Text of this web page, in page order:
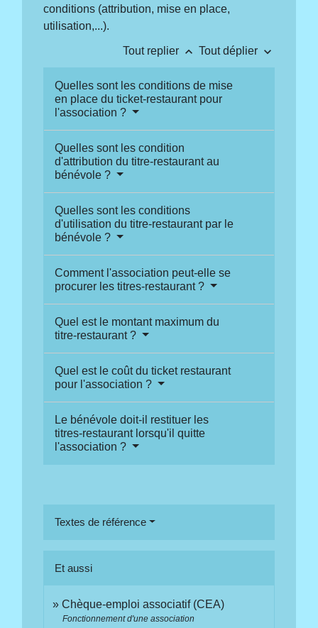
conditions (attribution, mise en place,
utilisation,...).
Tout replier keyboard_arrow_up Tout déplier keyboard_arrow_down
Quelles sont les conditions de mise
en place du ticket-restaurant pour
l'association ?
Quelles sont les condition
d'attribution du titre-restaurant au
bénévole ?
Quelles sont les conditions
d'utilisation du titre-restaurant par le
bénévole ?
Comment l'association peut-elle se
procurer les titres-restaurant ?
Quel est le montant maximum du
titre-restaurant ?
Quel est le coût du ticket restaurant
pour l'association ?
Le bénévole doit-il restituer les
titres-restaurant lorsqu'il quitte
l'association ?
Textes de référence
Et aussi
Chèque-emploi associatif (CEA)
Fonctionnement d'une association